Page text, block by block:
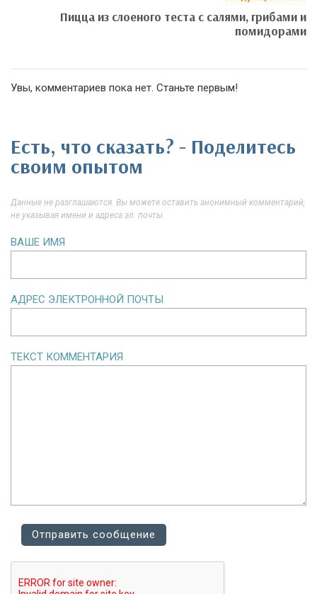
Пицца из слоеного теста с салями, грибами и
помидорами
Увы, комментариев пока нет. Станьте первым!
Есть, что сказать? - Поделитесь
своим опытом
Данные не разглашаются. Вы можете оставить анонимный комментарий,
не указывая имени и адреса эл. почты
ВАШЕ ИМЯ
АДРЕС ЭЛЕКТРОННОЙ ПОЧТЫ
ТЕКСТ КОММЕНТАРИЯ